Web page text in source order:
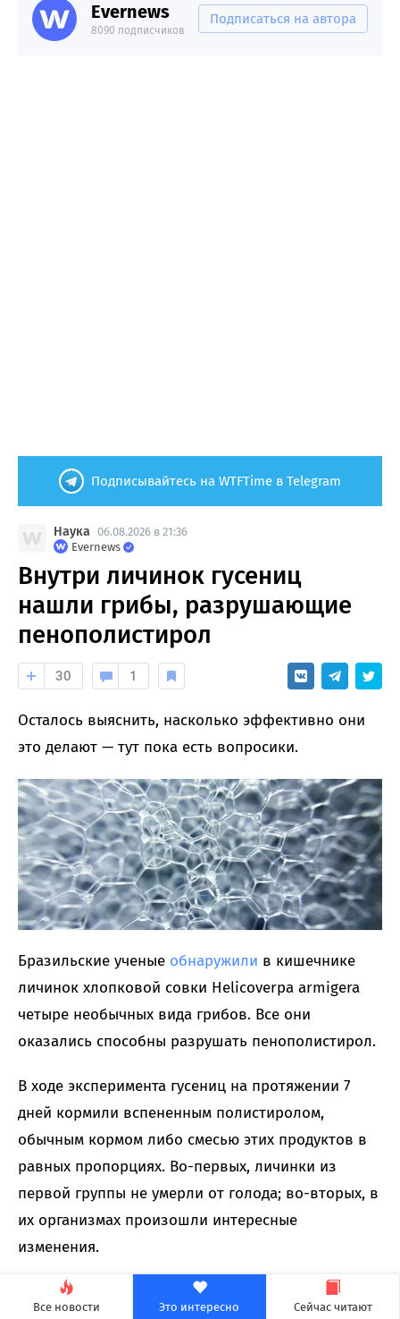
Все новости Это интересно Сейчас читают
Evernews
8090 подписчиков
Подписаться на автора
Подписывайтесь на WTFTime в Telegram
Наука 06.08.2026 в 21:36
Evernews
Внутри личинок гусениц
нашли грибы, разрушающие
пенополистирол
30 1
Осталось выяснить, насколько эффективно они
это делают — тут пока есть вопросики.
Бразильские ученые обнаружили в кишечнике
личинок хлопковой совки Helicoverpa armigera
четыре необычных вида грибов. Все они
оказались способны разрушать пенополистирол.
В ходе эксперимента гусениц на протяжении 7
дней кормили вспененным полистиролом,
обычным кормом либо смесью этих продуктов в
равных пропорциях. Во-первых, личинки из
первой группы не умерли от голода; во-вторых, в
их организмах произошли интересные
изменения.
Анализ микрофлоры показал, что у личинок,